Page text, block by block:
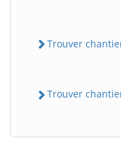
Trouver
Trouver